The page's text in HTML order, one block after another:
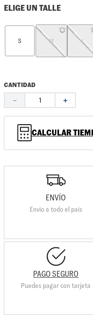
ELIGE UN TALLE
L
M
S
CANTIDAD
＋
－
CALCULAR
ENVÍO
Envio a todo el país
PAGO SEGURO
Puedes pagar con tarjeta